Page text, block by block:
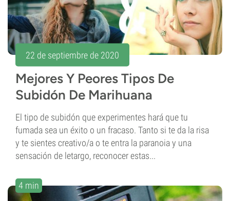
22 de septiembre de 2020
Mejores Y Peores Tipos De
Subidón De Marihuana
El tipo de subidón que experimentes hará que tu
fumada sea un éxito o un fracaso. Tanto si te da la risa
y te sientes creativo/a o te entra la paranoia y una
sensación de letargo, reconocer estas...
4 min